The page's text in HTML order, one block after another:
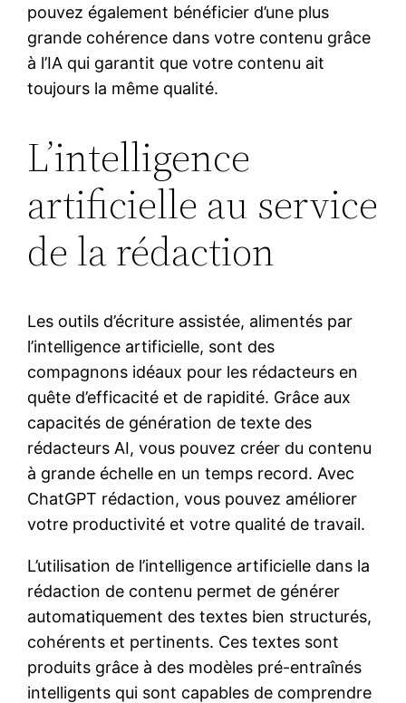
pouvez également bénéficier d’une plus
grande cohérence dans votre contenu grâce
à l’IA qui garantit que votre contenu ait
toujours la même qualité.
L’intelligence
artificielle au service
de la rédaction
Les outils d’écriture assistée, alimentés par
l’intelligence artificielle, sont des
compagnons idéaux pour les rédacteurs en
quête d’efficacité et de rapidité. Grâce aux
capacités de génération de texte des
rédacteurs AI, vous pouvez créer du contenu
à grande échelle en un temps record. Avec
ChatGPT rédaction, vous pouvez améliorer
votre productivité et votre qualité de travail.
L’utilisation de l’intelligence artificielle dans la
rédaction de contenu permet de générer
automatiquement des textes bien structurés,
cohérents et pertinents. Ces textes sont
produits grâce à des modèles pré-entraînés
intelligents qui sont capables de comprendre